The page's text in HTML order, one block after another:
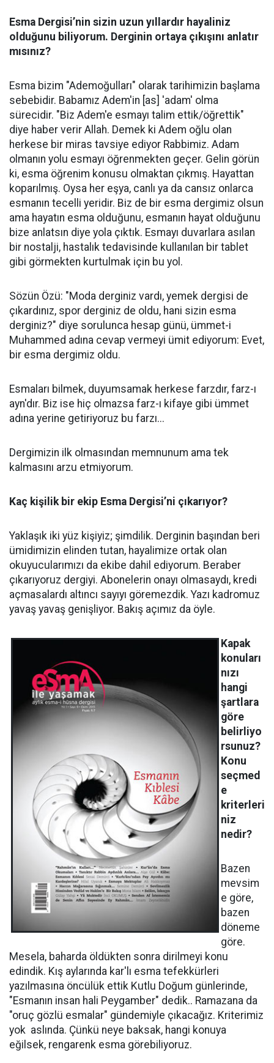
Esma Dergisi’nin sizin uzun yıllardır hayaliniz
olduğunu biliyorum. Derginin ortaya çıkışını anlatır
mısınız?
Esma bizim "Ademoğulları" olarak tarihimizin başlama
sebebidir. Babamız Adem'in [as] 'adam' olma
sürecidir. "Biz Adem'e esmayı talim ettik/öğrettik"
diye haber verir Allah. Demek ki Adem oğlu olan
herkese bir miras tavsiye ediyor Rabbimiz. Adam
olmanın yolu esmayı öğrenmekten geçer. Gelin görün
ki, esma öğrenim konusu olmaktan çıkmış. Hayattan
koparılmış. Oysa her eşya, canlı ya da cansız onlarca
esmanın tecelli yeridir. Biz de bir esma dergimiz olsun
ama hayatın esma olduğunu, esmanın hayat olduğunu
bize anlatsın diye yola çıktık. Esmayı duvarlara asılan
bir nostalji, hastalık tedavisinde kullanılan bir tablet
gibi görmekten kurtulmak için bu yol.
Sözün Özü: "Moda derginiz vardı, yemek dergisi de
çıkardınız, spor derginiz de oldu, hani sizin esma
derginiz?" diye sorulunca hesap günü, ümmet-i
Muhammed adına cevap vermeyi ümit ediyorum: Evet,
bir esma dergimiz oldu.
Esmaları bilmek, duyumsamak herkese farzdır, farz-ı
ayn'dır. Biz ise hiç olmazsa farz-ı kifaye gibi ümmet
adına yerine getiriyoruz bu farzı...
Dergimizin ilk olmasından memnunum ama tek
kalmasını arzu etmiyorum.
Kaç kişilik bir ekip Esma Dergisi’ni çıkarıyor?
Yaklaşık iki yüz kişiyiz; şimdilik. Derginin başından beri
ümidimizin elinden tutan, hayalimize ortak olan
okuyucularımızı da ekibe dahil ediyorum. Beraber
çıkarıyoruz dergiyi. Abonelerin onayı olmasaydı, kredi
açmasalardı altıncı sayıyı göremezdik. Yazı kadromuz
yavaş yavaş genişliyor. Bakış açımız da öyle.
Kapak
konuları
nızı
hangi
şartlara
göre
belirliyo
rsunuz?
Konu
seçmed
e
kriterleri
niz
nedir?
Bazen
mevsim
e göre,
bazen
döneme
göre.
Mesela, baharda öldükten sonra dirilmeyi konu
edindik. Kış aylarında kar'lı esma tefekkürleri
yazılmasına öncülük ettik Kutlu Doğum günlerinde,
"Esmanın insan hali Peygamber" dedik.. Ramazana da
"oruç gözlü esmalar" gündemiyle çıkacağız. Kriterimiz
yok aslında. Çünkü neye baksak, hangi konuya
eğilsek, rengarenk esma görebiliyoruz.